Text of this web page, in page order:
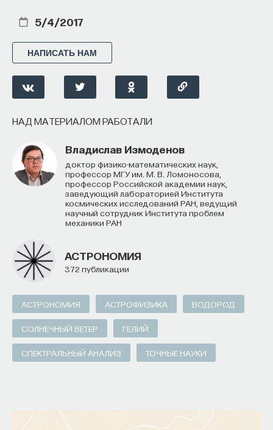
5/4/2017
НАПИСАТЬ НАМ
НАД МАТЕРИАЛОМ РАБОТАЛИ
Владислав Измоденов
доктор физико-математических наук,
профессор МГУ им. М. В. Ломоносова,
профессор Российской академии наук,
заведующий лабораторией Института
космических исследований РАН, ведущий
научный сотрудник Института проблем
механики РАН
АСТРОНОМИЯ
372 публикации
АСТРОНОМИЯ АСТРОФИЗИКА ВОДОРОД
СОЛНЕЧНЫЙ ВЕТЕР ГЕЛИЙ
СПЕКТРАЛЬНЫЙ АНАЛИЗ ТОЧНЫЕ НАУКИ